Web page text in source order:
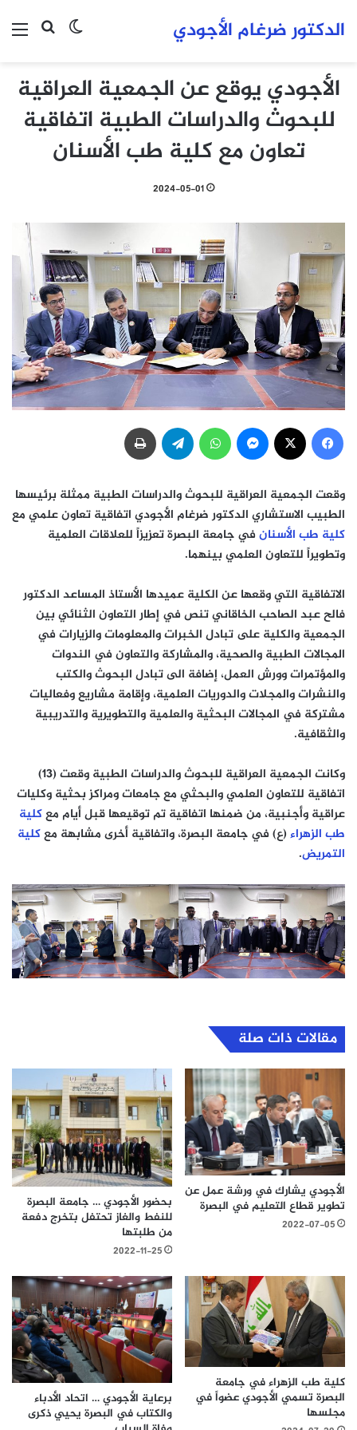
بحثالوضع الدكتور ضرغام الأجودي
الأجودي يوقع عن الجمعية العراقية
للبحوث والدراسات الطبية اتفاقية
تعاون مع كلية طب الأسنان
2024-05-01
فيسبوك ماسنجر واتساب تيلقرام
وقعت الجمعية العراقية للبحوث والدراسات الطبية ممثلة برئيسها
الطبيب الاستشاري الدكتور ضرغام الأجودي اتفاقية تعاون علمي مع
كلية طب الأسنان في جامعة البصرة تعزيزاً للعلاقات العلمية
وتطويراً للتعاون العلمي بينهما.
الاتفاقية التي وقعها عن الكلية عميدها الأستاذ المساعد الدكتور
فالح عبد الصاحب الخاقاني تنص في إطار التعاون الثنائي بين
الجمعية والكلية على تبادل الخبرات والمعلومات والزيارات في
المجالات الطبية والصحية، والمشاركة والتعاون في الندوات
والمؤتمرات وورش العمل، إضافة الى تبادل البحوث والكتب
والنشرات والمجلات والدوريات العلمية، وإقامة مشاريع وفعاليات
مشتركة في المجالات البحثية والعلمية والتطويرية والتدريبية
والثقافية.
وكانت الجمعية العراقية للبحوث والدراسات الطبية وقعت (13)
اتفاقية للتعاون العلمي والبحثي مع جامعات ومراكز بحثية وكليات
عراقية وأجنبية، من ضمنها اتفاقية تم توقيعها قبل أيام معكلية
طب الزهراء (ع) في جامعة البصرة، واتفاقية أخرى مشابهة معكلية
التمريض.
مقالات ذات صلة
الأجودي يشارك في ورشة عمل عن
تطوير قطاع التعليم في البصرة
2022-07-05
بحضور الأجودي … جامعة البصرة
للنفط والغاز تحتفل بتخرج دفعة
من طلبتها
2022-11-25
كلية طب الزهراء في جامعة
البصرة تسمي الأجودي عضواً في
مجلسها
برعاية الأجودي … اتحاد الأدباء
والكتاب في البصرة يحيي ذكرى